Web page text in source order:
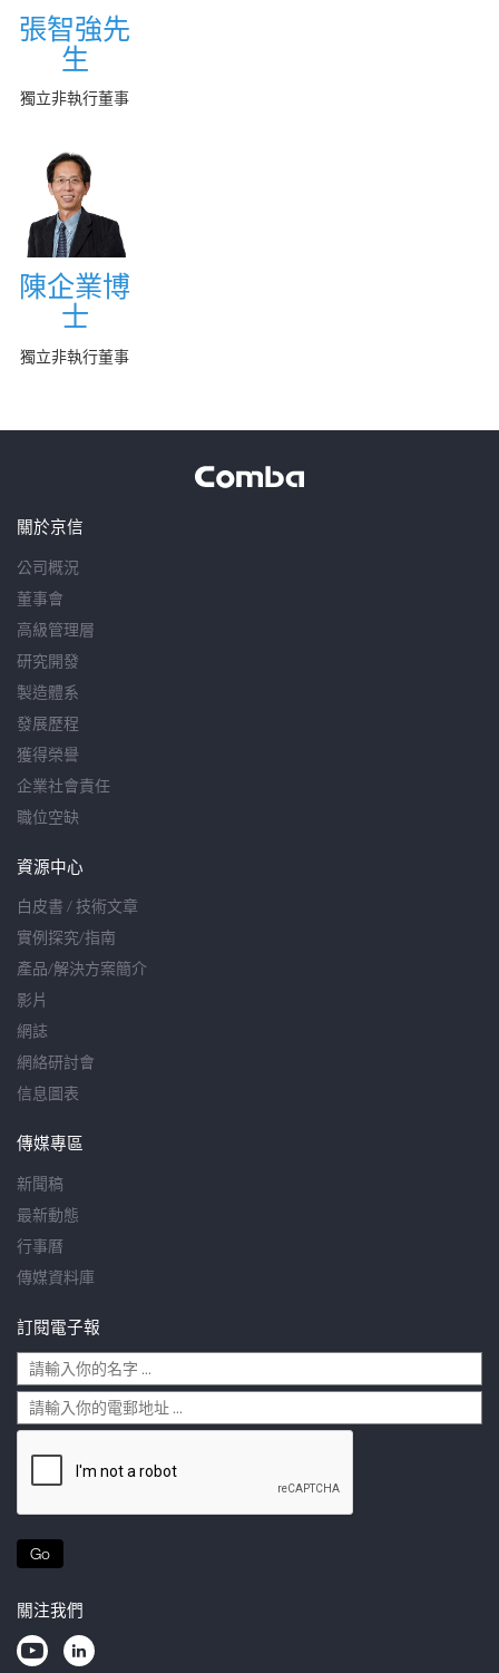
張智強先
生
More
張智強先
生
獨立非執行董事
陳企業博
士
More
陳企業博
士
獨立非執行董事
關於京信
公司概況
董事會
高級管理層
研究開發
製造體系
發展歷程
獲得榮譽
企業社會責任
職位空缺
資源中心
白皮書 / 技術文章
實例探究/指南
產品/解決方案簡介
影片
網誌
網絡研討會
信息圖表
傳媒專區
新聞稿
最新動態
行事曆
傳媒資料庫
訂閱電子報
Go
關注我們